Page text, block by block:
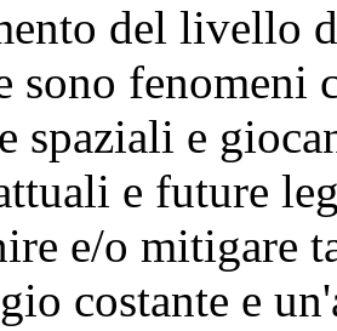
del livello
sono fenomeni
spaziali e
e future
e/o mitigare
costante e